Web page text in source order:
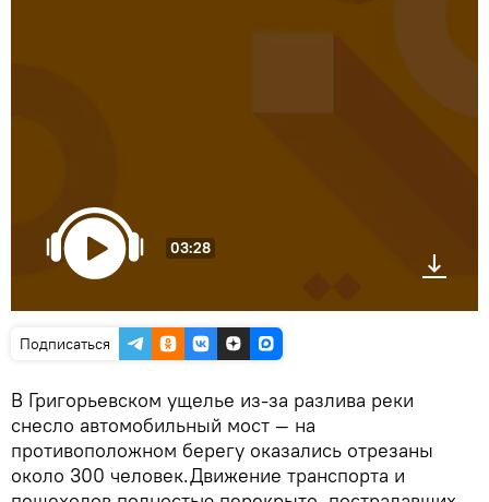
03:28
Подписаться
В Григорьевском ущелье из-за разлива реки
снесло автомобильный мост — на
противоположном берегу оказались отрезаны
около 300 человек.Движение транспорта и